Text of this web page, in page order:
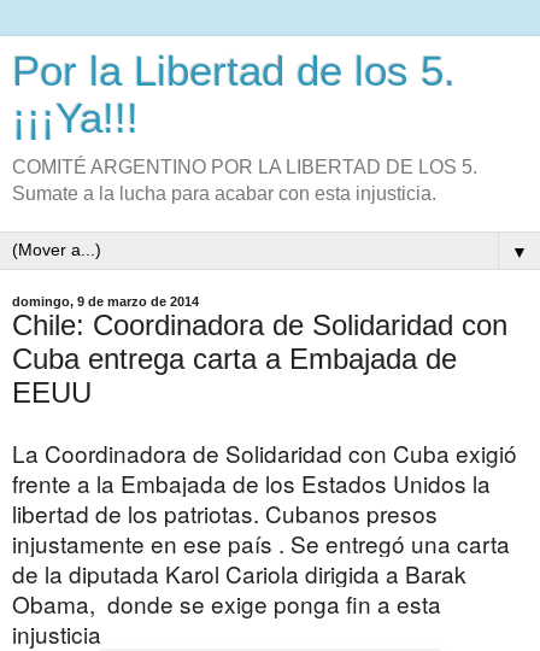
Por la Libertad de los 5.
¡¡¡Ya!!!
COMITÉ ARGENTINO POR LA LIBERTAD DE LOS 5.
Sumate a la lucha para acabar con esta injusticia.
▼
domingo, 9 de marzo de 2014
Chile: Coordinadora de Solidaridad con
Cuba entrega carta a Embajada de
EEUU
La Coordinadora de Solidaridad con Cuba exigió
frente a la Embajada de los Estados Unidos la
libertad de los patriotas. Cubanos presos
injustamente en ese país . Se entregó una carta
de la diputada Karol Cariola dirigida a Barak
Obama, donde se exige ponga fin a esta
injusticia